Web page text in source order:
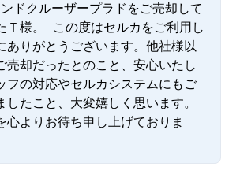
ドクルーザープラドをご売却して
Ｔ様。 この度はセルカをご利用し
ありがとうございます。他社様以
売却だったとのこと、安心いたし
フの対応やセルカシステムにもご
したこと、大変嬉しく思います。
心よりお待ち申し上げておりま